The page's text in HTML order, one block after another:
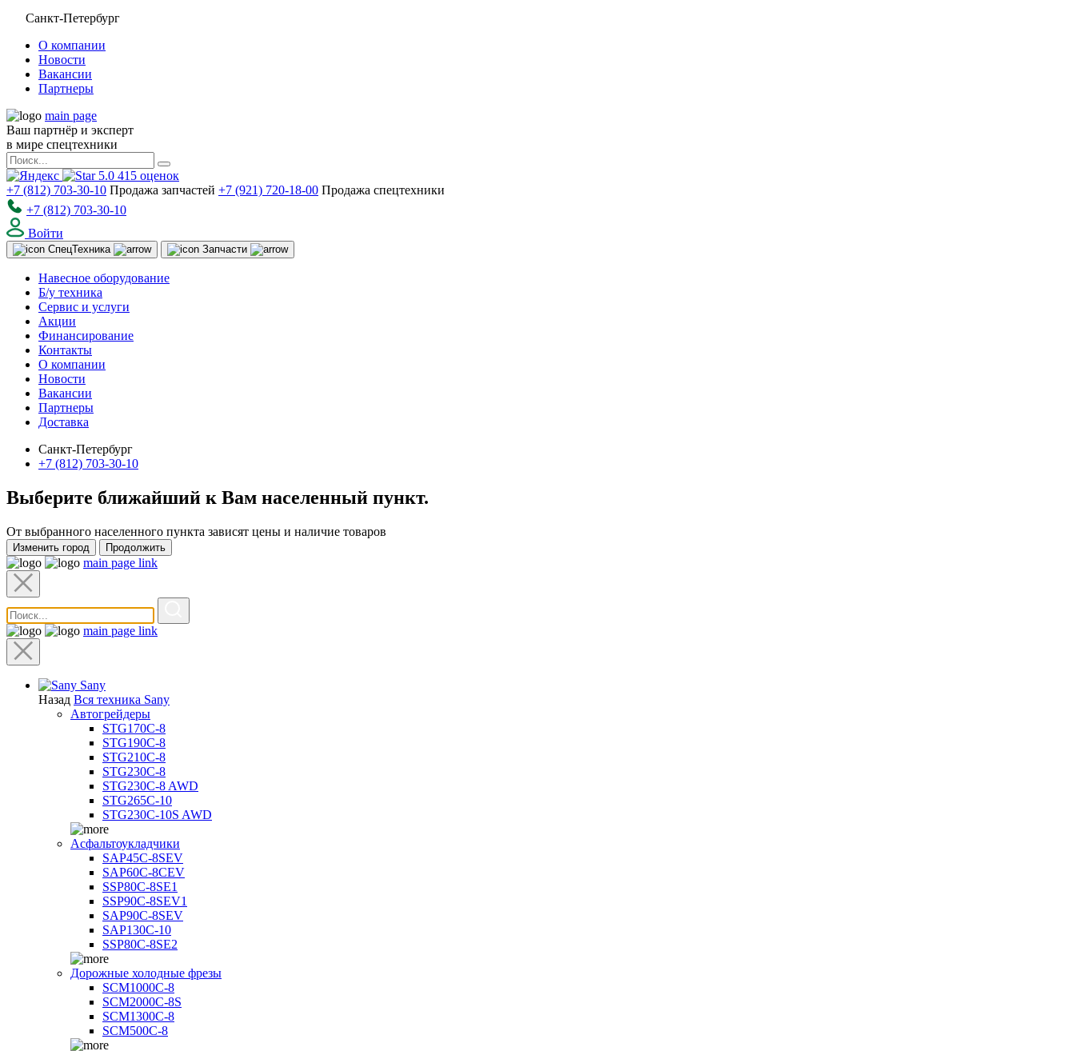
Санкт-Петербург
О компании
Новости
Вакансии
Партнеры
main page
Ваш партнёр и эксперт
в мире спецтехники
5.0 415 оценок
+7 (812) 703-30-10 Продажа запчастей +7 (921) 720-18-00 Продажа спецтехники
+7 (812) 703-30-10
Войти
СпецТехника Запчасти
Навесное оборудование
Б/у техника
Сервис и услуги
Акции
Финансирование
Контакты
О компании
Новости
Вакансии
Партнеры
Доставка
Санкт-Петербург
+7 (812) 703-30-10
Выберите ближайший к Вам населенный пункт.
От выбранного населенного пункта зависят цены и наличие товаров
Изменить город Продолжить
main page link
main page link
Sany
Назад Вся техника Sany
Автогрейдеры
STG170C-8
STG190C-8
STG210C-8
STG230C-8
STG230C-8 AWD
STG265C-10
STG230C-10S AWD
Асфальтоукладчики
SAP45С-8SEV
SAP60C-8CEV
SSP80C-8SE1
SSP90C-8SEV1
SAP90C-8SEV
SAP130C-10
SSP80C-8SE2
Дорожные холодные фрезы
SCM1000C-8
SCM2000C-8S
SCM1300C-8
SCM500C-8